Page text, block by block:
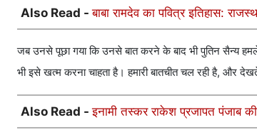
Also Read -बाबा रामदेव का पवित्र इतिहास:
जब उनसे पूछा गया कि उनसे बात करने के बाद भी पुतिन सैन्य
भी इसे खत्म करना चाहता है। हमारी बातचीत चल रही है, और
Also Read -इनामी तस्कर राकेश प्रजापत पंजाब